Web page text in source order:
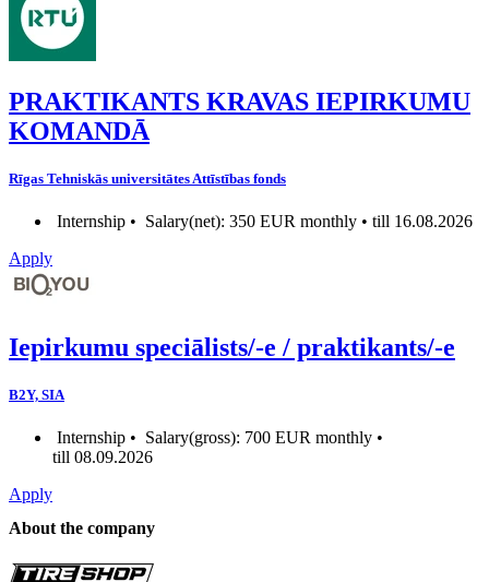
PRAKTIKANTS KRAVAS IEPIRKUMU
KOMANDĀ
Rīgas Tehniskās universitātes Attīstības fonds
Internship • Salary(net): 350 EUR monthly • till 16.08.2026
Apply
Iepirkumu speciālists/-e / praktikants/-e
B2Y, SIA
Internship • Salary(gross): 700 EUR monthly •
till 08.09.2026
Apply
About the company